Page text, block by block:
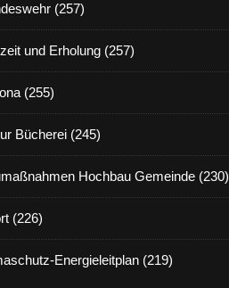
(257)
und Erholung (257)
(255)
Bücherei (245)
Hochbau Gemeinde (230)
(226)
Energieleitplan (219)